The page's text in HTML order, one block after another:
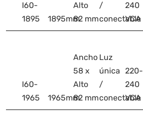
I60-
1895
1895mm
Alto
82 mm
/
conectable
240
VCA
I60-
1965
1965mm
Ancho
58 x
Alto
82 mm
Luz
única
/
conectable
220-
240
VCA